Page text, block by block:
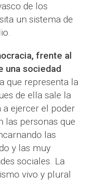
de los
un sistema de
frente al
una sociedad
que representa la
de ella sale la
ejercer el poder
las personas que
las
y las muy
sociales. La
vivo y plural